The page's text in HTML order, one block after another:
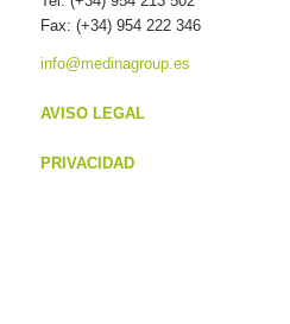
Fax: (+34) 954 222 346
info@medinagroup.es
AVISO LEGAL
PRIVACIDAD